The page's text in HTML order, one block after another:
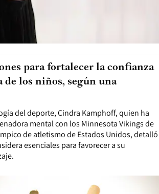
del deporte, Cindra Kamphoff, quien ha
mental con los Minnesota Vikings de
de atletismo de Estados Unidos, detalló
esenciales para favorecer a su
para fortalecer la confianza
de los niños, según una